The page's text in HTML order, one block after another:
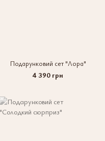
Подарунковий сет "Лора"
4 390 грн